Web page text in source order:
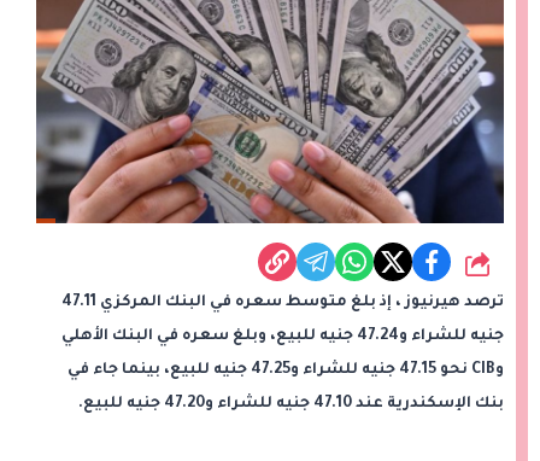
شارك
ترصد هيرنيوز ، إذ بلغ متوسط سعره في البنك المركزي 47.11
جنيه للشراء و47.24 جنيه للبيع، وبلغ سعره في البنك الأهلي
وCIB نحو 47.15 جنيه للشراء و47.25 جنيه للبيع، بينما جاء في
بنك الإسكندرية عند 47.10 جنيه للشراء و47.20 جنيه للبيع.